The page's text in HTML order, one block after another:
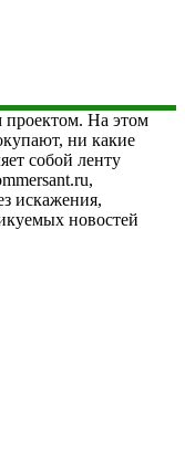
проектом. На этом
ни какие
собой ленту
искажения,
новостей